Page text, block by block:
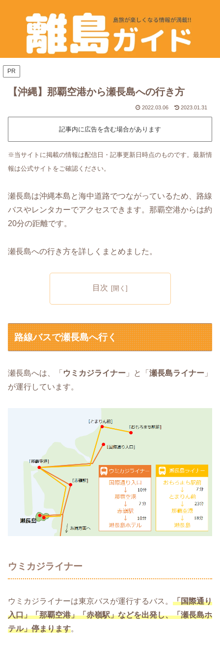
PR
【沖縄】那覇空港から瀬長島への行き方
2022.03.06 2023.01.31
記事内に広告を含む場合があります
※当サイトに掲載の情報は配信日・記事更新日時点のものです。最新情
報は公式サイトをご確認ください。
瀬長島は沖縄本島と海中道路でつながっているため、路線
バスやレンタカーでアクセスできます。那覇空港からは約
20分の距離です。
瀬長島への行き方を詳しくまとめました。
目次
路線バスで瀬長島へ行く
瀬長島へは、「 ウミカジライナー 」と「 瀬長島ライナー 」
が運行しています。
ウミカジライナー
ウミカジライナーは東京バスが運行するバス。 「国際通り
入口」「那覇空港」「赤嶺駅」などを出発し、「瀬長島ホ
テル」停まります。